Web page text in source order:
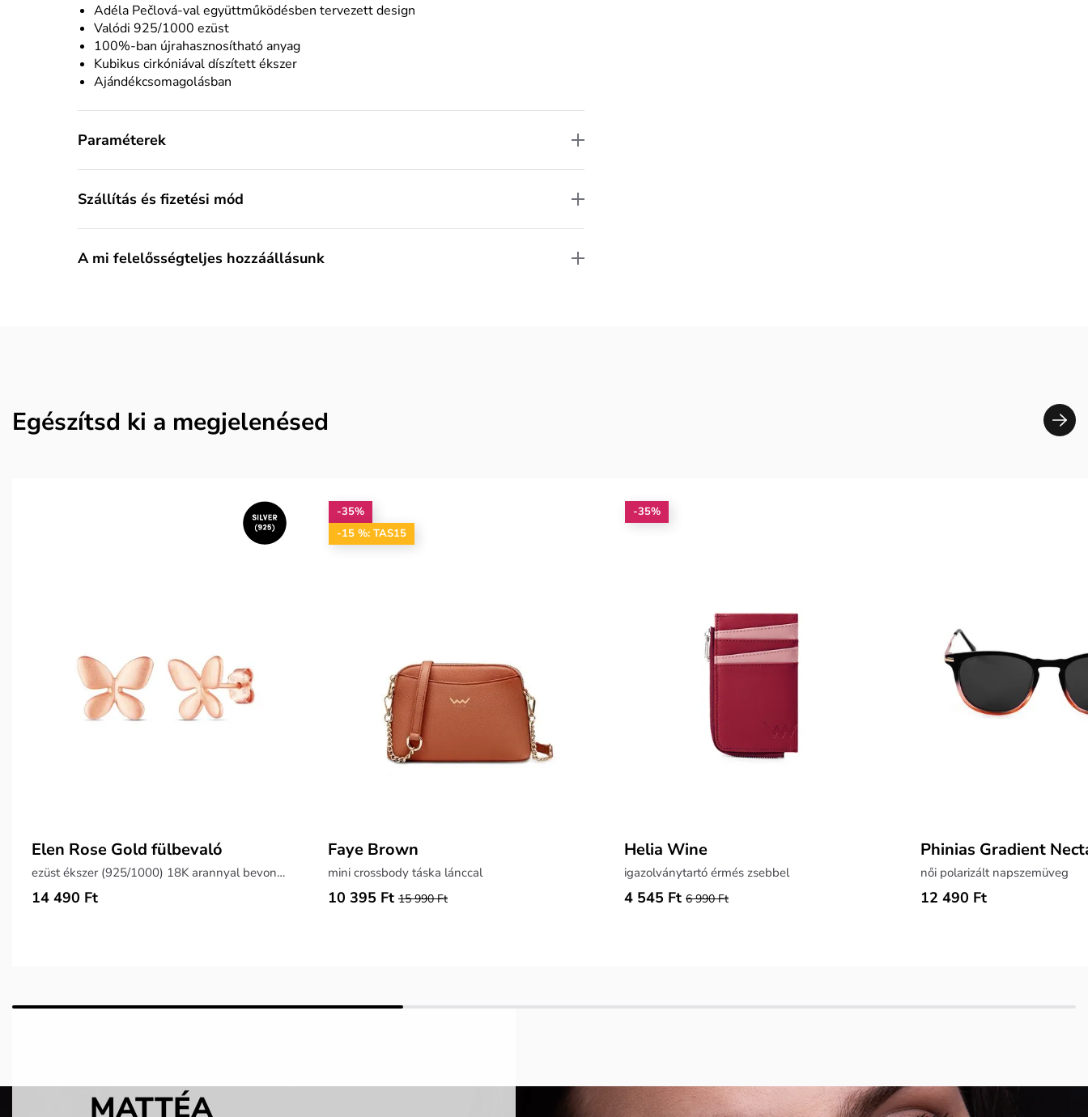
Adéla Pečlová-val együttműködésben tervezett design
Valódi 925/1000 ezüst
100%-ban újrahasznosítható anyag
Kubikus cirkóniával díszített ékszer
Ajándékcsomagolásban
Paraméterek
Szállítás és fizetési mód
A mi felelősségteljes hozzáállásunk
Egészítsd ki a megjelenésed
Elen Rose Gold fülbevaló
ezüst ékszer (925/1000) 18K arannyal bevonva, súly 1,9 g
14 490 Ft
-35%
-15 %: TAS15
Faye Brown
mini crossbody táska lánccal
10 395 Ft 15 990 Ft
-35%
Helia Wine
igazolványtartó érmés zsebbel
4 545 Ft 6 990 Ft
Phinias Gradient
női polarizált napszemüveg
12 490 Ft
MATTÉA